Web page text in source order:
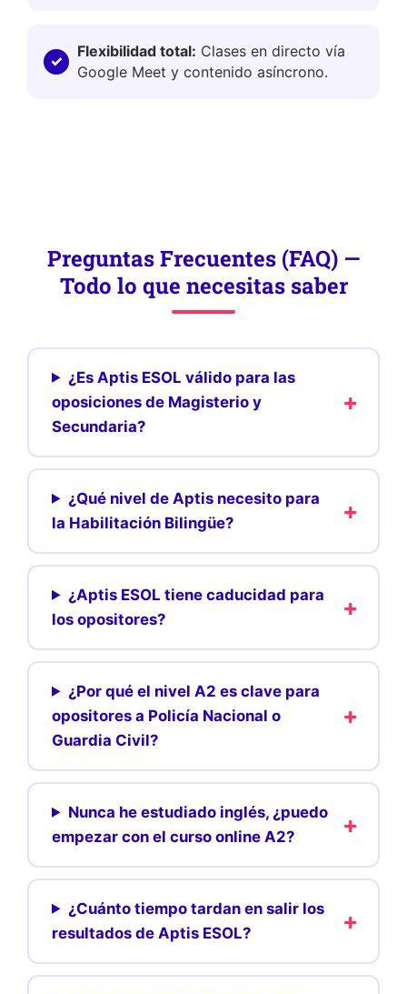
Flexibilidad total: Clases en directo vía
Google Meet y contenido asíncrono.
Preguntas Frecuentes (FAQ) —
Todo lo que necesitas saber
¿Es Aptis ESOL válido para las
oposiciones de Magisterio y
Secundaria?
¿Qué nivel de Aptis necesito para
la Habilitación Bilingüe?
¿Aptis ESOL tiene caducidad para
los opositores?
¿Por qué el nivel A2 es clave para
opositores a Policía Nacional o
Guardia Civil?
Nunca he estudiado inglés, ¿puedo
empezar con el curso online A2?
¿Cuánto tiempo tardan en salir los
resultados de Aptis ESOL?